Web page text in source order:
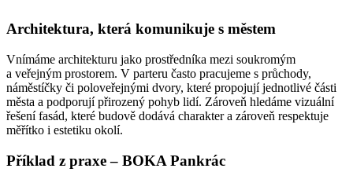
Architektura, která komunikuje s městem
Vnímáme architekturu jako prostředníka mezi soukromým
a veřejným prostorem. V parteru často pracujeme s průchody,
náměstíčky či poloveřejnými dvory, které propojují jednotlivé části
města a podporují přirozený pohyb lidí. Zároveň hledáme vizuální
řešení fasád, které budově dodává charakter a zároveň respektuje
měřítko i estetiku okolí.
Příklad z praxe – BOKA Pankrác